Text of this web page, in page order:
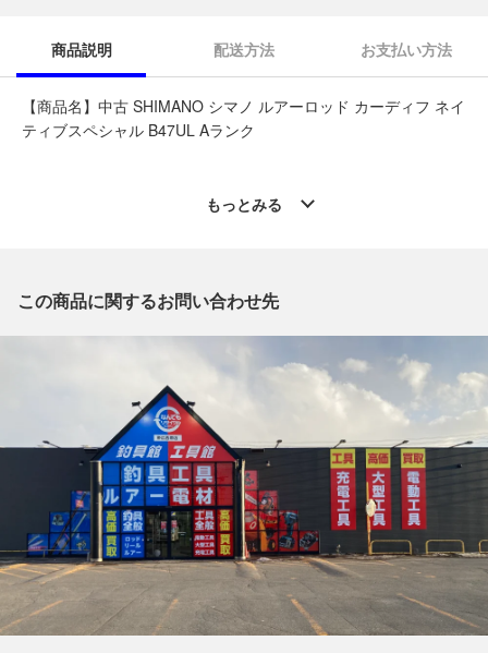
商品説明 配送方法 お支払い方法
【商品名】中古 SHIMANO シマノ ルアーロッド カーディフ ネイ
ティブスペシャル B47UL Aランク
西帯店 」からの出品です。
※「なんでもリサイクルビッグバン 公式オンラインストアの出
【店舗内商品コード】1001103553836
【メーカー】SHIMANO/シマノ
【付属品】竿袋
【ランク】Aランク
少々の使用感はあるが状態の良い中古品
【使用予定配送業者】佐川急便 飛脚宅配便100サイズ
【こちらの商品は在庫連動システムを導入し、店頭や他ネットシ
ョップと併売を行なっておりますが、
タイミングによりシステムの反映が間に合わず欠品となってしま
う場合がございます。
売切れの場合は、ご購入をキャンセルさせていただく場合がござ
もっとみる
この商品に関するお問い合わせ先